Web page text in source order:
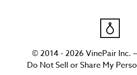
© 2014 - 2026 VinePair Inc.
Do Not Sell or Share My